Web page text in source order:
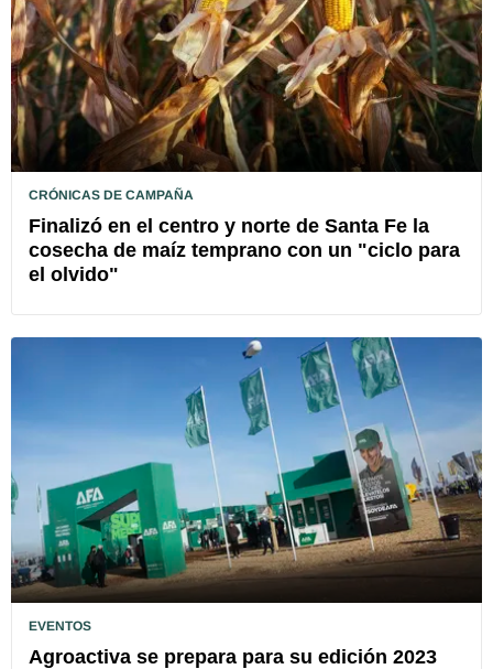
CRÓNICAS DE CAMPAÑA
Finalizó en el centro y norte de Santa Fe la
cosecha de maíz temprano con un "ciclo para
el olvido"
EVENTOS
Agroactiva se prepara para su edición 2023